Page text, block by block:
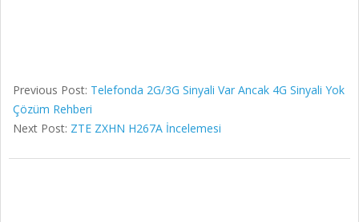
Previous Post: Telefonda 2G/3G Sinyali Var Ancak 4G Sinyali Yok
Çözüm Rehberi
Next Post: ZTE ZXHN H267A İncelemesi